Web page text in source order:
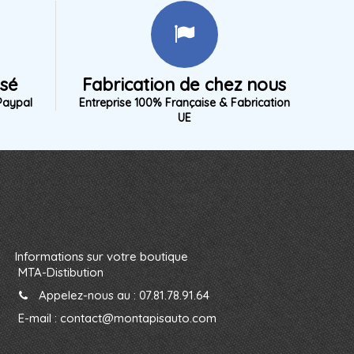
Fabrication de chez nous
Entreprise 100% Française & Fabrication
UE
Informations sur votre boutique
MTA-Distibution
Appelez-nous au : 07.81.78.91.64
E-mail :contact@montapisauto.com